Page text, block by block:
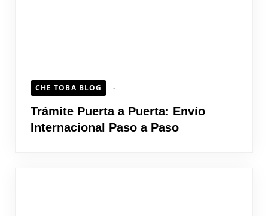
CHE TOBA BLOG
Trámite Puerta a Puerta: Envío
Internacional Paso a Paso